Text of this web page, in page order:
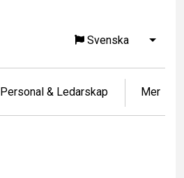
Svenska Visa
Personal & Ledarskap Mer